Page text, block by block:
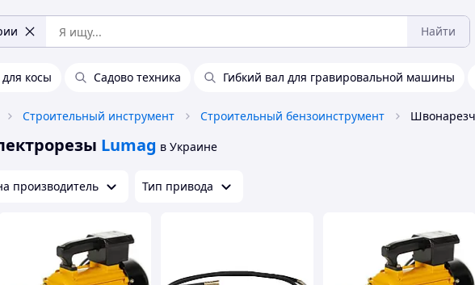
Найти
косы Садово техника Гибкий вал для гравировальной машины
Строительный инструмент Строительный бензоинструмент
Lumag в Украине
производитель Тип привода